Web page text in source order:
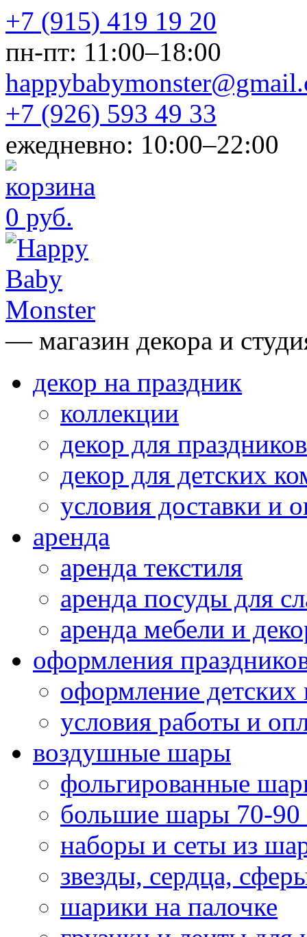
+7 (915) 419 19 20
пн-пт: 11:00–18:00
+7 (926) 593 49 33
ежедневно: 10:00–22:00
0 руб.
— магазин декора и
декор на праздник
коллекции
декор для праздников
декор для детских
условия доставки и
аренда
аренда текстиля
аренда посуды для
аренда мебели и
оформления
оформление детских
условия работы и
воздушные шары
фольгированные
большие шары 70-90
наборы и сеты из
звезды, сердца,
шарики на палочке